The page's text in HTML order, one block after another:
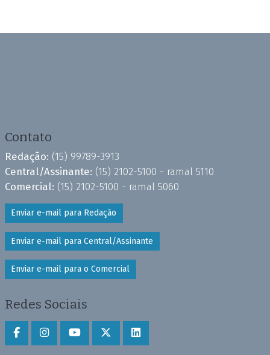
Contato
Redação: (15) 99789-3913
Central/Assinante: (15) 2102-5100 - ramal 5110
Comercial: (15) 2102-5100 - ramal 5060
Enviar e-mail para Redação
Enviar e-mail para Central/Assinante
Enviar e-mail para o Comercial
Redes Sociais